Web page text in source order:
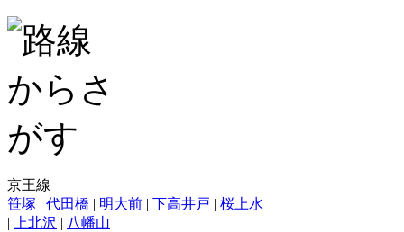
京王線
笹塚 | 代田橋 | 明大前 | 下高井戸 | 桜上水
|
上北沢 | 八幡山 |